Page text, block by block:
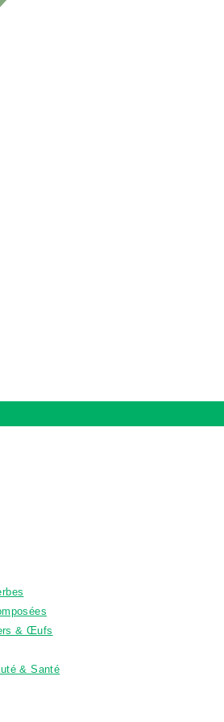
& Œufs
& Santé